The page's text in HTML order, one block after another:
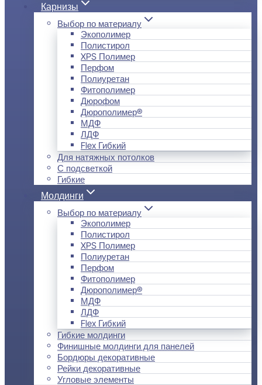
Карнизы
Выбор по материалу
Экополимер
Полистирол
XPS Полимер
Перфом
Полиуретан
Фитополимер
Дюрофом
Дюрополимер®
МДФ
ЛДФ
Flex Гибкий
Для натяжных потолков
С подсветкой
Гибкие
Молдинги
Выбор по материалу
Экополимер
Полистирол
XPS Полимер
Полиуретан
Перфом
Фитополимер
Дюрополимер®
МДФ
ЛДФ
Flex Гибкий
Гибкие молдинги
Финишные молдинги для панелей
Бордюры декоративные
Рейки декоративные
Угловые элементы